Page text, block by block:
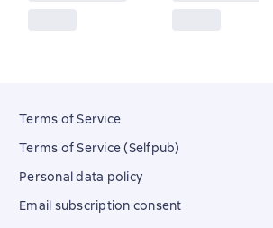
Terms of Service
Terms of Service (Selfpub)
Personal data policy
Email subscription consent